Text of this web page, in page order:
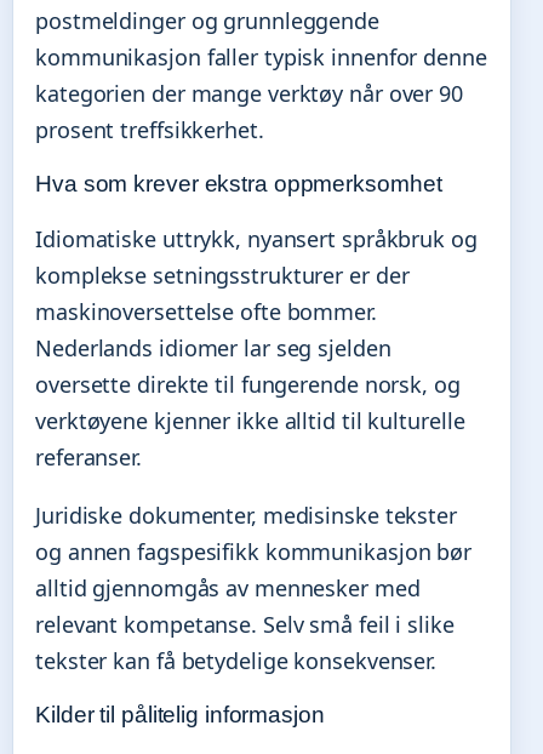
postmeldinger og grunnleggende
kommunikasjon faller typisk innenfor denne
kategorien der mange verktøy når over 90
prosent treffsikkerhet.
Hva som krever ekstra oppmerksomhet
Idiomatiske uttrykk, nyansert språkbruk og
komplekse setningsstrukturer er der
maskinoversettelse ofte bommer.
Nederlands idiomer lar seg sjelden
oversette direkte til fungerende norsk, og
verktøyene kjenner ikke alltid til kulturelle
referanser.
Juridiske dokumenter, medisinske tekster
og annen fagspesifikk kommunikasjon bør
alltid gjennomgås av mennesker med
relevant kompetanse. Selv små feil i slike
tekster kan få betydelige konsekvenser.
Kilder til pålitelig informasjon